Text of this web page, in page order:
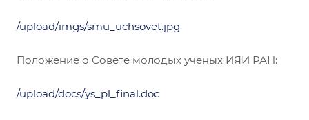
/upload/imgs/smu_uchsovet.jpg
Положение о Совете молодых ученых ИЯИ РАН:
/upload/docs/ys_pl_final.doc